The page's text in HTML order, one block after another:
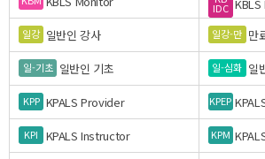
IDC KBLS
일강 일반인 강사 일강-만 만
일-기초 일반인 기초 일-심화 일
KPP KPALS Provider KPEP
KPI KPALS Instructor KPM